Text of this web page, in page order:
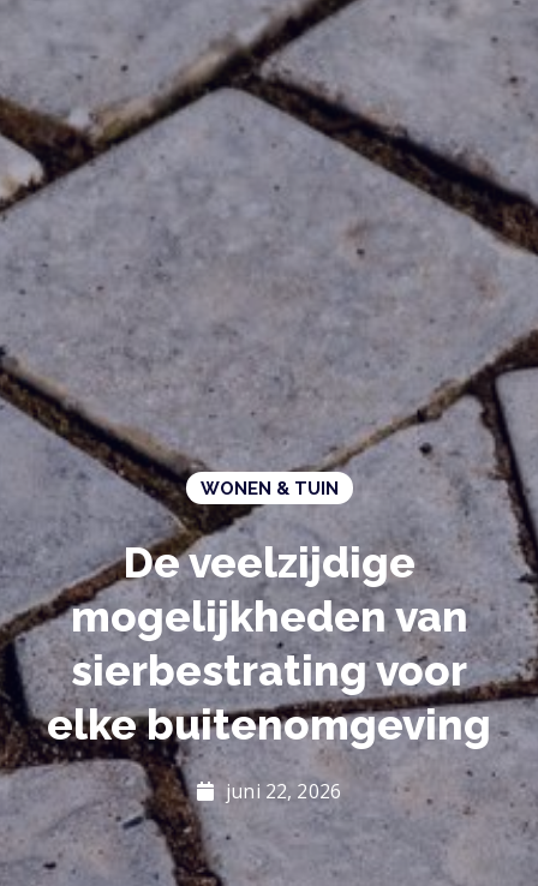
WONEN & TUIN
De veelzijdige
mogelijkheden van
sierbestrating voor
elke buitenomgeving
juni 22, 2026